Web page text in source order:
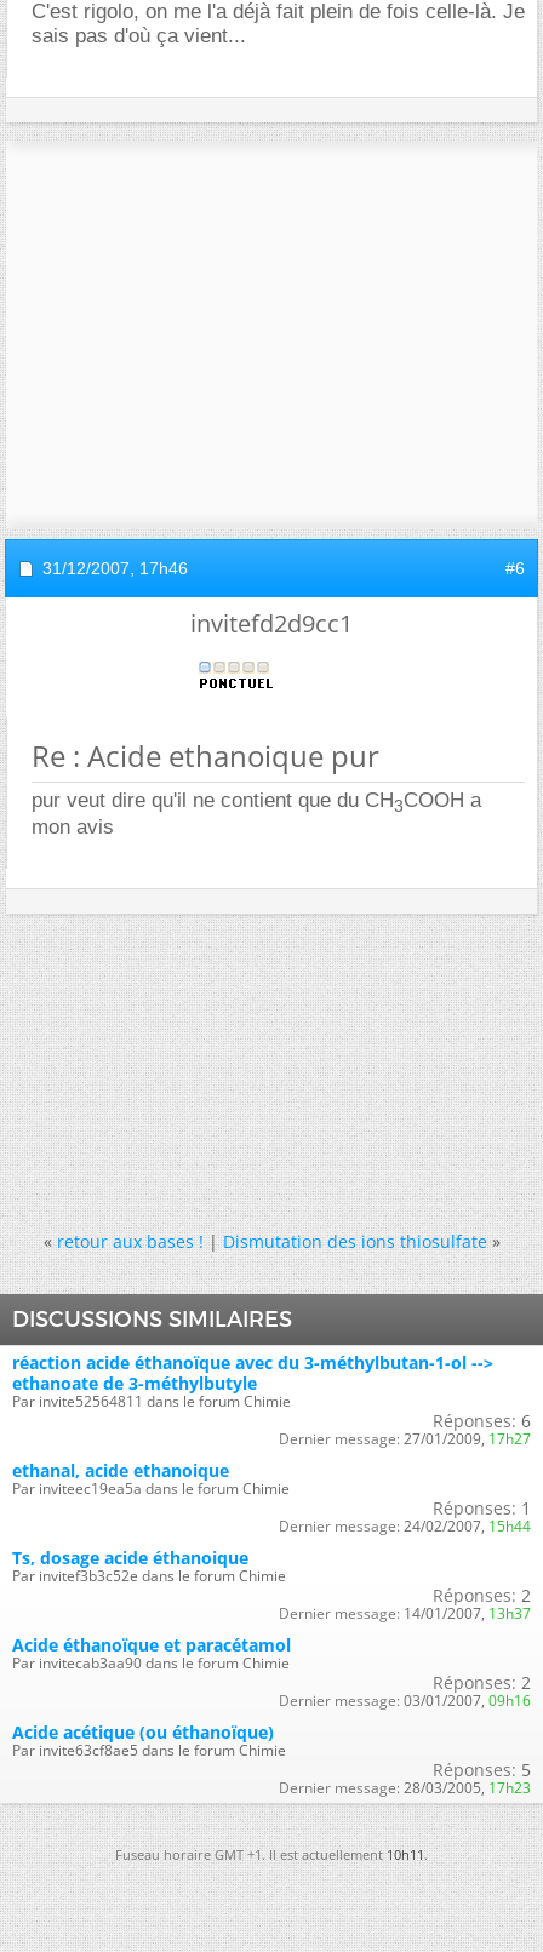
C'est rigolo, on me l'a déjà fait plein de fois celle-là. Je
sais pas d'où ça vient...
31/12/2007, 17h46 #6
invitefd2d9cc1
Re : Acide ethanoique pur
pur veut dire qu'il ne contient que du CH3COOH a
mon avis
« retour aux bases !|Dismutation des ions thiosulfate »
DISCUSSIONS SIMILAIRES
réaction acide éthanoïque avec du 3-méthylbutan-1-ol -->
ethanoate de 3-méthylbutyle
Par invite52564811 dans le forum Chimie
Réponses: 6
Dernier message: 27/01/2009, 17h27
ethanal, acide ethanoique
Par inviteec19ea5a dans le forum Chimie
Réponses: 1
Dernier message: 24/02/2007, 15h44
Ts, dosage acide éthanoique
Par invitef3b3c52e dans le forum Chimie
Réponses: 2
Dernier message: 14/01/2007, 13h37
Acide éthanoïque et paracétamol
Par invitecab3aa90 dans le forum Chimie
Réponses: 2
Dernier message: 03/01/2007, 09h16
Acide acétique (ou éthanoïque)
Par invite63cf8ae5 dans le forum Chimie
Réponses: 5
Dernier message: 28/03/2005, 17h23
Fuseau horaire GMT +1. Il est actuellement10h11.